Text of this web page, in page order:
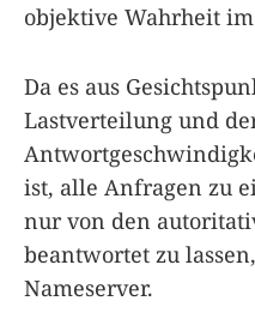
objektive Wahrheit im
Da es aus
Lastverteilung und
ist, alle Anfragen zu
nur von den
beantwortet zu
Nameserver.